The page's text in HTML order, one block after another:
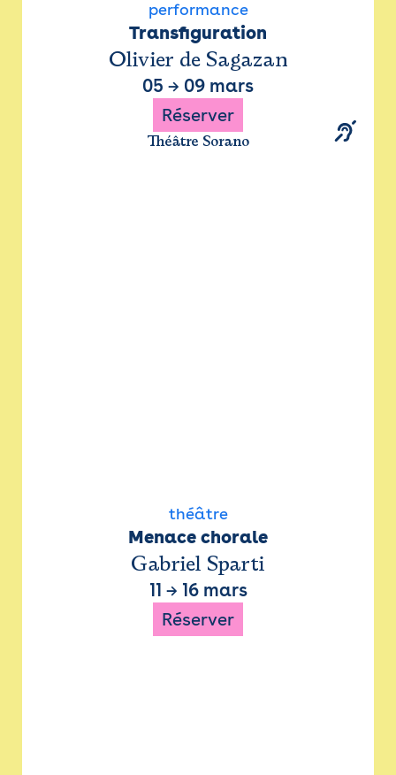
performance
Transfiguration
Olivier de Sagazan
05 → 09 mars
Réserver
Théâtre Sorano
théâtre
Menace chorale
Gabriel Sparti
11 → 16 mars
Réserver